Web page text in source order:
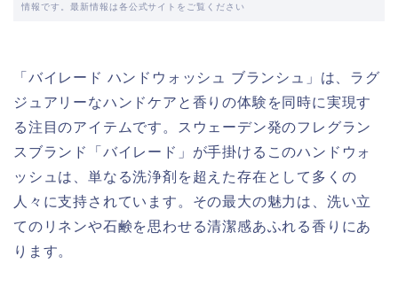
情報です。最新情報は各公式サイトをご覧ください
「バイレード ハンドウォッシュ ブランシュ」は、ラグ
ジュアリーなハンドケアと香りの体験を同時に実現す
る注目のアイテムです。スウェーデン発のフレグラン
スブランド「バイレード」が手掛けるこのハンドウォ
ッシュは、単なる洗浄剤を超えた存在として多くの
人々に支持されています。その最大の魅力は、洗い立
てのリネンや石鹸を思わせる清潔感あふれる香りにあ
ります。